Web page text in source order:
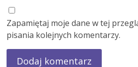
Zapamiętaj moje dane w tej
pisania kolejnych komentarzy.